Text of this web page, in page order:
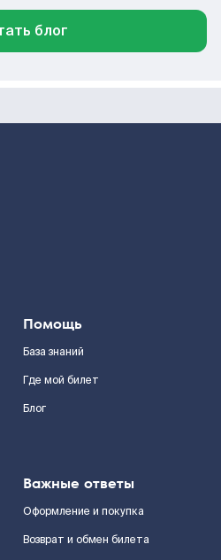
блог
Помощь
База знаний
Где мой билет
Блог
Важные ответы
Оформление и покупка
Возврат и обмен билета